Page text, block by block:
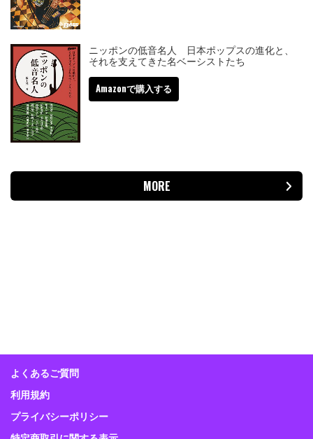
ニッポンの低音名人 日本ポップスの進化と、
それを支えてきた名ベーシストたち
Amazonで購入する
MORE
よくあるご質問
利用規約
プライバシーポリシー